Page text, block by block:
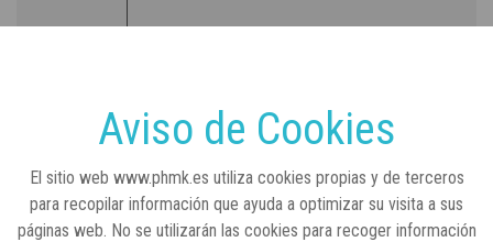
Lilly impulsa "Razones de Peso" para
visibilizar la obesidad
Aviso de Cookies
El sitio web www.phmk.es utiliza cookies propias y de terceros
para recopilar información que ayuda a optimizar su visita a sus
páginas web. No se utilizarán las cookies para recoger información